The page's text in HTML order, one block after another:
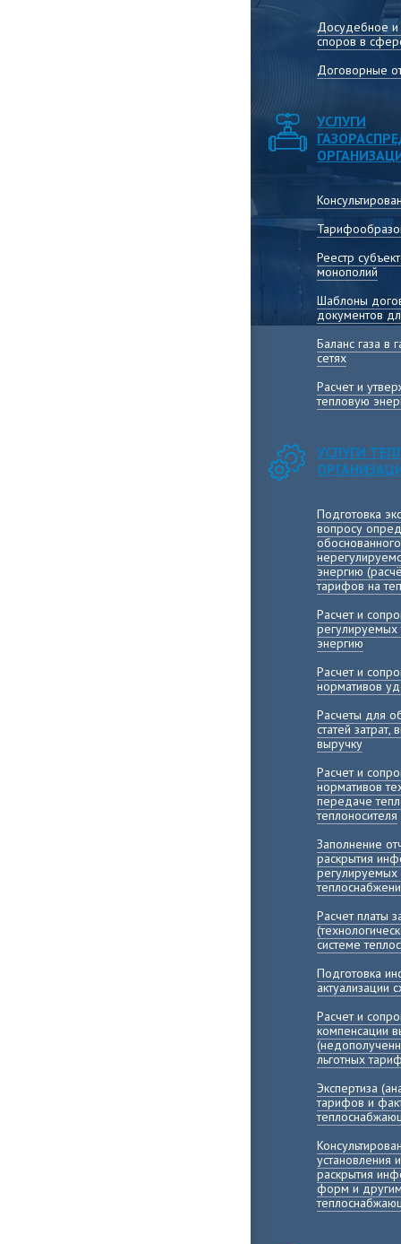
Досудебное
споров в
Договорные
УСЛУГИ
Реестр
монополий
Шаблоны
документов
Баланс газа в
сетях
Расчет и
тепловую
УСЛУГИ
Подготовка
вопросу
энергию
тарифов на
Расчет и
энергию
Расчет и
нормативов
Расчеты для
статей
выручку
Расчет и
нормативов
передаче
теплоносителя
Заполнение
раскрытия
Расчет платы
системе
Подготовка
актуализации
Расчет и
компенсации
льготных
Экспертиза
тарифов и
установления
раскрытия
форм и